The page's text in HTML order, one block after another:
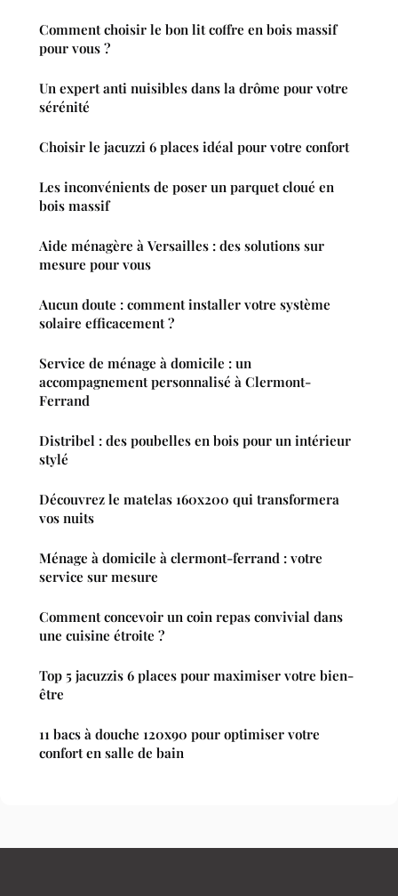
Comment choisir le bon lit coffre en bois massif
pour vous ?
Un expert anti nuisibles dans la drôme pour votre
sérénité
Choisir le jacuzzi 6 places idéal pour votre confort
Les inconvénients de poser un parquet cloué en
bois massif
Aide ménagère à Versailles : des solutions sur
mesure pour vous
Aucun doute : comment installer votre système
solaire efficacement ?
Service de ménage à domicile : un
accompagnement personnalisé à Clermont-
Ferrand
Distribel : des poubelles en bois pour un intérieur
stylé
Découvrez le matelas 160x200 qui transformera
vos nuits
Ménage à domicile à clermont-ferrand : votre
service sur mesure
Comment concevoir un coin repas convivial dans
une cuisine étroite ?
Top 5 jacuzzis 6 places pour maximiser votre bien-
être
11 bacs à douche 120x90 pour optimiser votre
confort en salle de bain